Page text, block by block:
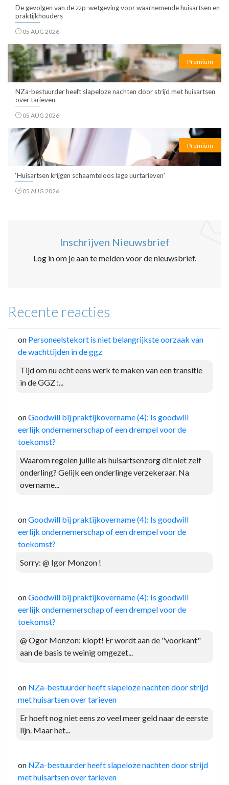
De gevolgen van de zzp-wetgeving voor waarnemende huisartsen en
praktijkhouders
05 AUG 2026
Premium
NZa-bestuurder heeft slapeloze nachten door strijd met huisartsen
over tarieven
05 AUG 2026
Premium
‘Huisartsen krijgen schaamteloos lage uurtarieven’
05 AUG 2026
Inschrijven Nieuwsbrief
Log in om je aan te melden voor de nieuwsbrief.
Recente reacties
on Personeelstekort is niet belangrijkste oorzaak van
de wachttijden in de ggz
Tijd om nu echt eens werk te maken van een transitie
in de GGZ :...
onGoodwill bij praktijkovername (4): Is goodwill
eerlijk ondernemerschap of een drempel voor de
toekomst?
Waarom regelen jullie als huisartsenzorg dit niet zelf
onderling? Gelijk een onderlinge verzekeraar. Na
overname...
onGoodwill bij praktijkovername (4): Is goodwill
eerlijk ondernemerschap of een drempel voor de
toekomst?
Sorry: @ Igor Monzon !
onGoodwill bij praktijkovername (4): Is goodwill
eerlijk ondernemerschap of een drempel voor de
toekomst?
@ Ogor Monzon: klopt! Er wordt aan de "voorkant"
aan de basis te weinig omgezet...
on NZa-bestuurder heeft slapeloze nachten door strijd
met huisartsen over tarieven
Er hoeft nog niet eens zo veel meer geld naar de eerste
lijn. Maar het...
on NZa-bestuurder heeft slapeloze nachten door strijd
met huisartsen over tarieven